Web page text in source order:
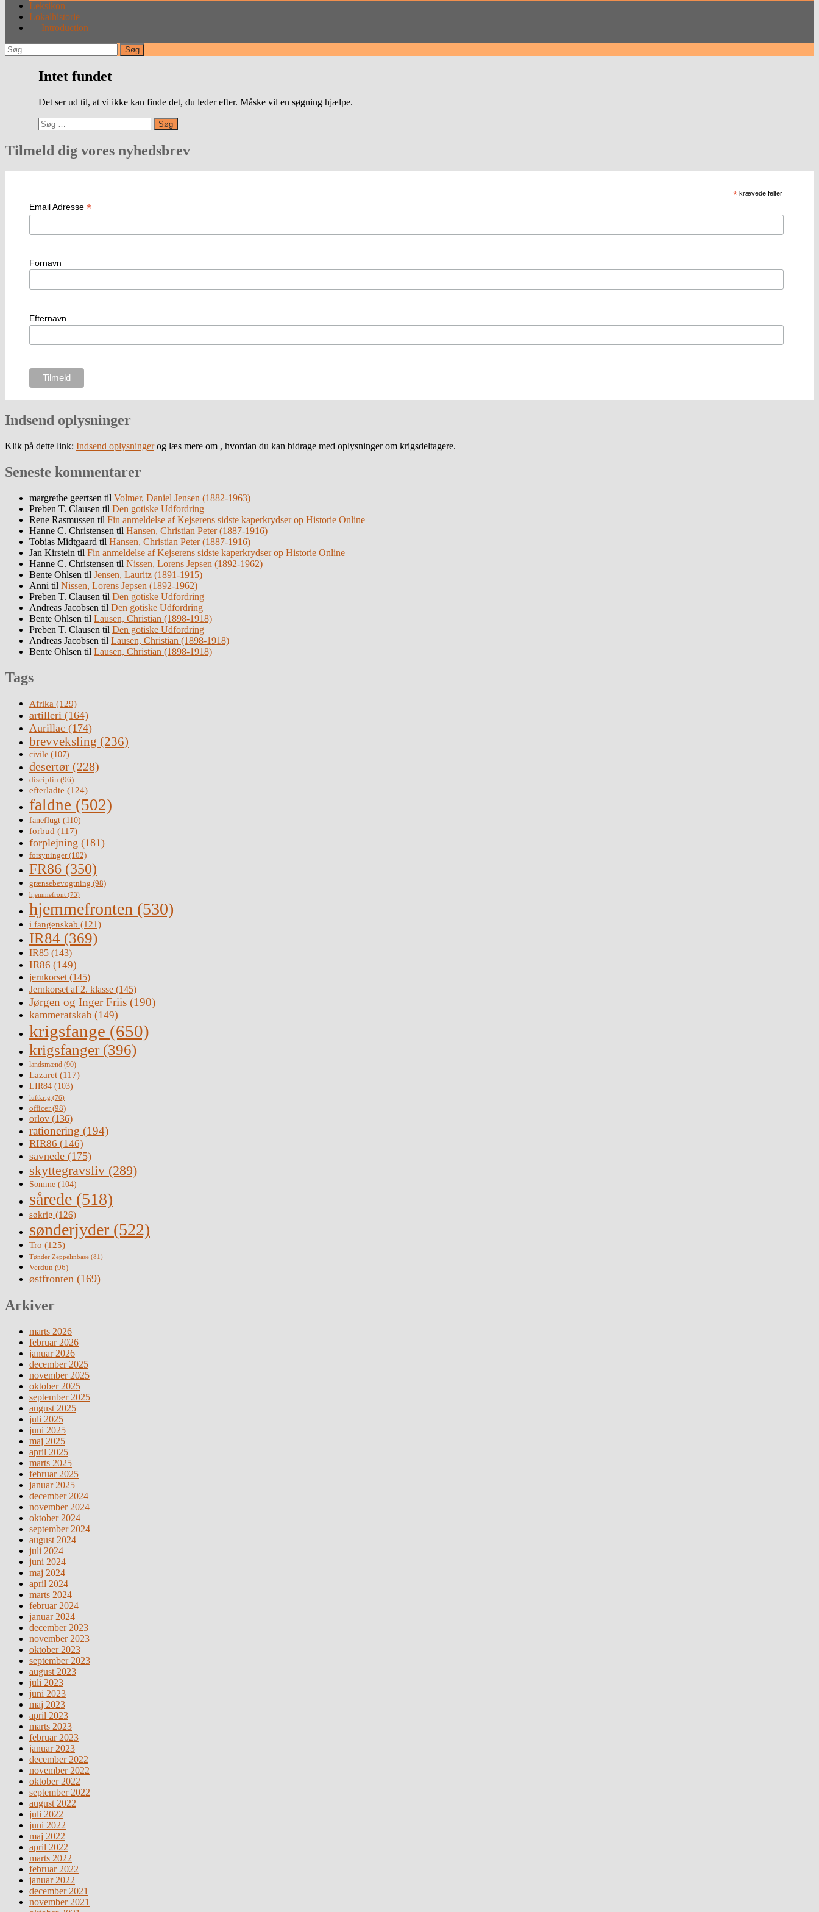
Leksikon
Lokalhistorie
Introduction
Søg
efter:
Intet fundet
Det ser ud til, at vi ikke kan finde det, du leder efter. Måske vil en søgning hjælpe.
Søg
efter:
Tilmeld dig vores nyhedsbrev
* krævede felter
Email Adresse *
Fornavn
Efternavn
Indsend oplysninger
Klik på dette link: Indsend oplysningerog læs mere om , hvordan du kan bidrage med oplysninger om krigsdeltagere.
Seneste kommentarer
margrethe geertsen til Volmer, Daniel Jensen (1882-1963)
Preben T. Clausen til Den gotiske Udfordring
Rene Rasmussen til Fin anmeldelse af Kejserens sidste kaperkrydser op Historie Online
Hanne C. Christensen til Hansen, Christian Peter (1887-1916)
Tobias Midtgaard til Hansen, Christian Peter (1887-1916)
Jan Kirstein til Fin anmeldelse af Kejserens sidste kaperkrydser op Historie Online
Hanne C. Christensen til Nissen, Lorens Jepsen (1892-1962)
Bente Ohlsen til Jensen, Lauritz (1891-1915)
Anni til Nissen, Lorens Jepsen (1892-1962)
Preben T. Clausen til Den gotiske Udfordring
Andreas Jacobsen til Den gotiske Udfordring
Bente Ohlsen til Lausen, Christian (1898-1918)
Preben T. Clausen til Den gotiske Udfordring
Andreas Jacobsen til Lausen, Christian (1898-1918)
Bente Ohlsen til Lausen, Christian (1898-1918)
Tags
Afrika (129)
artilleri (164)
Aurillac (174)
brevveksling (236)
civile (107)
desertør (228)
disciplin (96)
efterladte (124)
faldne (502)
faneflugt (110)
forbud (117)
forplejning (181)
forsyninger(102)
FR86 (350)
grænsebevogtning (98)
hjemmefront (73)
hjemmefronten (530)
i fangenskab (121)
IR84 (369)
IR85 (143)
IR86 (149)
jernkorset(145)
Jernkorset af 2. klasse (145)
Jørgen og Inger Friis (190)
kammeratskab (149)
krigsfange (650)
krigsfanger (396)
landsmænd (90)
Lazaret (117)
LIR84 (103)
luftkrig (76)
officer(98)
orlov (136)
rationering (194)
RIR86 (146)
savnede (175)
skyttegravsliv (289)
Somme (104)
sårede (518)
søkrig (126)
sønderjyder (522)
Tro (125)
Tønder Zeppelinbase (81)
Verdun (96)
østfronten (169)
Arkiver
marts 2026
februar 2026
januar 2026
december 2025
november 2025
oktober 2025
september 2025
august 2025
juli 2025
juni 2025
maj 2025
april 2025
marts 2025
februar 2025
januar 2025
december 2024
november 2024
oktober 2024
september 2024
august 2024
juli 2024
juni 2024
maj 2024
april 2024
marts 2024
februar 2024
januar 2024
december 2023
november 2023
oktober 2023
september 2023
august 2023
juli 2023
juni 2023
maj 2023
april 2023
marts 2023
februar 2023
januar 2023
december 2022
november 2022
oktober 2022
september 2022
august 2022
juli 2022
juni 2022
maj 2022
april 2022
marts 2022
februar 2022
januar 2022
december 2021
november 2021